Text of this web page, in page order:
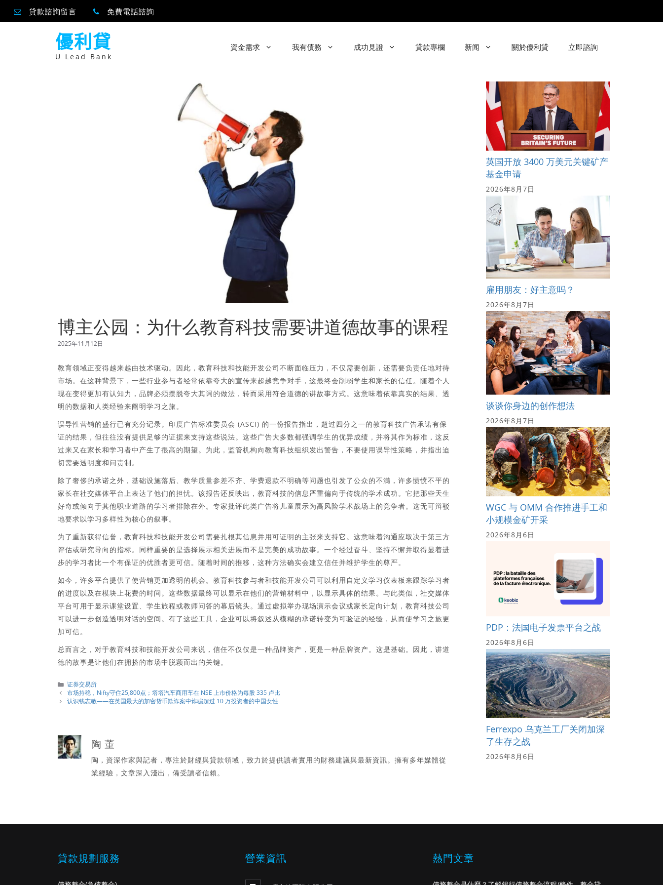
貸款諮詢留言 免費電話諮詢
優利貸
U Lead Bank
資金需求 我有債務 成功見證 貸款專欄 新闻 關於優利貸 立即諮詢
博主公园：为什么教育科技需要讲道德故事的课程
2025年11月12日
教育领域正变得越来越由技术驱动。因此，教育科技和技能开发公司不断面临压力，不仅需要创新，还需要负责任地对待
市场。在这种背景下，一些行业参与者经常依靠夸大的宣传来超越竞争对手，这最终会削弱学生和家长的信任。随着个人
现在变得更加有认知力，品牌必须摆脱夸大其词的做法，转而采用符合道德的讲故事方式。这意味着依靠真实的结果、透
明的数据和人类经验来阐明学习之旅。
误导性营销的盛行已有充分记录。印度广告标准委员会 (ASCI) 的一份报告指出，超过四分之一的教育科技广告承诺有保
证的结果，但往往没有提供足够的证据来支持这些说法。这些广告大多数都强调学生的优异成绩，并将其作为标准，这反
过来又在家长和学习者中产生了很高的期望。为此，监管机构向教育科技组织发出警告，不要使用误导性策略，并指出迫
切需要透明度和问责制。
除了奢侈的承诺之外，基础设施落后、教学质量参差不齐、学费退款不明确等问题也引发了公众的不满，许多愤愤不平的
家长在社交媒体平台上表达了他们的担忧。该报告还反映出，教育科技的信息严重偏向于传统的学术成功。它把那些天生
好奇或倾向于其他职业道路的学习者排除在外。专家批评此类广告将儿童展示为高风险学术战场上的竞争者。这无可辩驳
地要求以学习多样性为核心的叙事。
为了重新获得信誉，教育科技和技能开发公司需要扎根其信息并用可证明的主张来支持它。这意味着沟通应取决于第三方
评估或研究导向的指标。同样重要的是选择展示相关进展而不是完美的成功故事。一个经过奋斗、坚持不懈并取得显着进
步的学习者比一个有保证的优胜者更可信。随着时间的推移，这种方法确实会建立信任并维护学生的尊严。
如今，许多平台提供了使营销更加透明的机会。教育科技参与者和技能开发公司可以利用自定义学习仪表板来跟踪学习者
的进度以及在模块上花费的时间。这些数据最终可以显示在他们的营销材料中，以显示具体的结果。与此类似，社交媒体
平台可用于显示课堂设置、学生旅程或教师问答的幕后镜头。通过虚拟举办现场演示会议或家长定向计划，教育科技公司
可以进一步创造透明对话的空间。有了这些工具，企业可以将叙述从模糊的承诺转变为可验证的经验，从而使学习之旅更
加可信。
总而言之，对于教育科技和技能开发公司来说，信任不仅仅是一种品牌资产，更是一种品牌资产。这是基础。因此，讲道
德的故事是让他们在拥挤的市场中脱颖而出的关键。
分
類
证券交易所
市场持稳，Nifty守住25,800点；塔塔汽车商用车在 NSE 上市价格为每股 335 卢比
认识钱志敏——在英国最大的加密货币欺诈案中诈骗超过 10 万投资者的中国女性
陶 董
陶，資深作家與記者，專注於財經與貸款領域，致力於提供讀者實用的財務建議與最新資訊。擁有多年媒體從
業經驗，文章深入淺出，備受讀者信賴。
英国开放 3400 万美元关键矿产
基金申请
2026年8月7日
雇用朋友：好主意吗？
2026年8月7日
谈谈你身边的创作想法
2026年8月7日
WGC 与 OMM 合作推进手工和
小规模金矿开采
2026年8月6日
PDP：法国电子发票平台之战
2026年8月6日
Ferrexpo 乌克兰工厂关闭加深
了生存之战
2026年8月6日
貸款規劃服務 營業資訊 熱門文章